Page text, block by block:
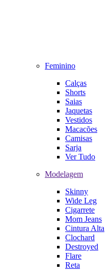
Feminino
Calças
Shorts
Saias
Jaquetas
Vestidos
Macacões
Camisas
Sarja
Ver Tudo
Modelagem
Skinny
Wide Leg
Cigarrete
Mom Jeans
Cintura Alta
Clochard
Destroyed
Flare
Reta